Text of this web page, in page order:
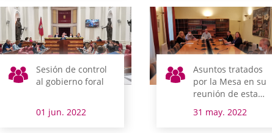
Hombres
Sesión de control
al gobierno foral
01 jun. 2022
Asuntos tratados
por la Mesa en su
reunión de esta
31 may. 2022